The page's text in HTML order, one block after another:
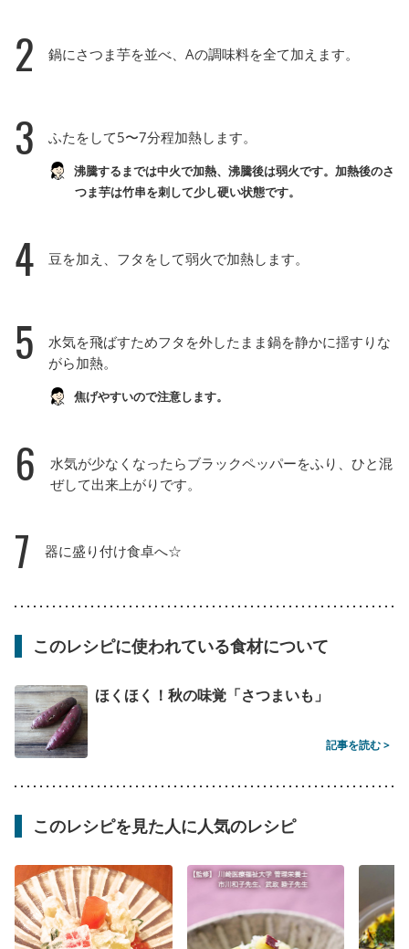
2 鍋にさつま芋を並べ、Aの調味料を全て加えます。
3 ふたをして5〜7分程加熱します。
沸騰するまでは中火で加熱、沸騰後は弱火です。加熱後のさ
つま芋は竹串を刺して少し硬い状態です。
4 豆を加え、フタをして弱火で加熱します。
5
水気を飛ばすためフタを外したまま鍋を静かに揺すりな
がら加熱。
焦げやすいので注意します。
6
水気が少なくなったらブラックペッパーをふり、ひと混
ぜして出来上がりです。
7 器に盛り付け食卓へ☆
このレシピに使われている食材について
ほくほく！秋の味覚「さつまいも」
記事を読む >
このレシピを見た人に人気のレシピ